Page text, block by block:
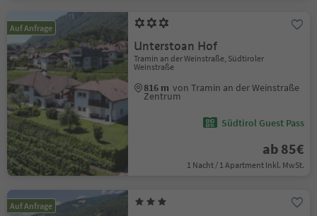
Auf Anfrage
Unterstoan Hof
Tramin an der Weinstraße, Südtiroler
Weinstraße
816 m von Tramin an der Weinstraße
Zentrum
Südtirol Guest Pass
ab 85€
1 Nacht / 1 Apartment Inkl. MwSt.
Auf Anfrage